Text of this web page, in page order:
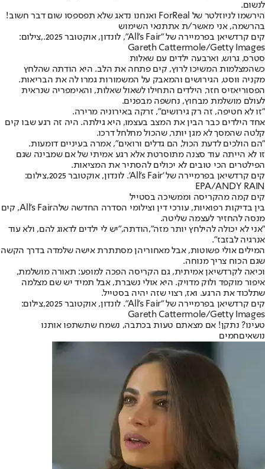
לנשום.
הירשמו לניוזלטר של ForReal ואנחנו נדאג שלא תפספסו שום דבר חשוב!
בהרשמה, אני מאשר/ת אתתנאי השימוש
קים קרדשיאן בפרמיירה של "All's Fair", לונדון, אוקטובר 2025.,צילום:
Gareth Cattermole/Getty Images
סטרס, גרוש, וארבעה ילדים עם שאלות
כשהמצלמות המשיכו לרוץ, קים פתחה את הלב. היא הודתה שהלחץ
מקניה ווסט, הגירושים והמאבק על המשמורות גמרו לה את הבריאות.
הפסוריאזיס חזר, הילדים התחילו לשאול שאלות, והאימפריה שנראית
לעולם מושלמת מבחוץ, נחשפה מבפנים.
"זו לא חטיפה, זה רק גירושים", זרקה באירוניה מרירה.
אחד הילדים כבר הבין את המצב בעצמו, היא גילתה. היה זה רגע שבו קים
קלטה שהמסך לא מגן יותר, שהכול מחלחל דרכו.
"הם הולכים לדעת הכול, הם גדלים ורואים", אמרה בעיניים דומעות.
זו לא הייתה עוד סצנה מתוסרטת אלא רגע אמיתי של אם שמבינה שגם
הפילטרים הכי טובים לא יכולים להסתיר את המציאות.
קים קרדשיאן בפרמיירה של 'All's Fair'. לונדון, אוקטובר 2025,צילום:
EPA/ANDY RAIN
קים קמה מהקריסה וממשיכה בסטייל
בין בדיקות רפואיות, עורכי דין וצילומי הסדרה החדשה שלהAll’s Fair, קים
מנסה להחזיר לעצמה שליטה.
"אני לא יכולה להילחץ יותר מזה",הודתה,"יש לי ילדים לדאוג להם, ולא עוד
אנרגיה לבזבז".
המילים אולי פשוטות, אבל מאחוריהן מסתתרת אישה שלמדה בדרך הקשה
שגם הכוח צריך מנוחה.
וכיאה לקרדשיאן אמיתית, גם הקריסה הפכה למופע: תאורה מושלמת,
איפור מוקפד ולוק מדויק. היא אולי נשברת, אבל תמיד יש שם מצלמה
שתלכוד את הרגע. ואז, רצוי שזה יהיה בסטייל.
קים קרדשיאן בפרמיירה של "All's Fair". לונדון, אוקטובר 2025,צילום:
Gareth Cattermole/Getty Images
טעינו? נתקן! אם מצאתם טעות בכתבה, נשמח שתשתפו אותנו
נושאיםחמים